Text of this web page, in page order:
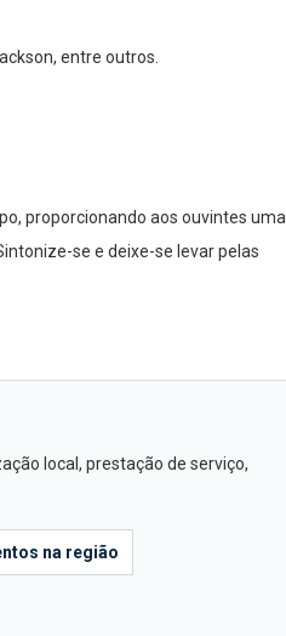
entre outros.
proporcionando aos ouvintes uma
se e deixe-se levar pelas
local, prestação de serviço,
na região